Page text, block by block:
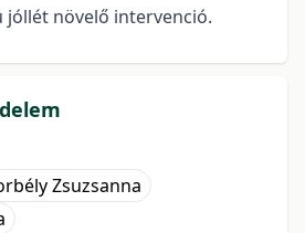
jóllét növelő intervenció.
Zsuzsanna